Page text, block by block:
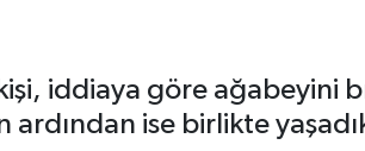
iddiaya göre ağabeyini
ise birlikte